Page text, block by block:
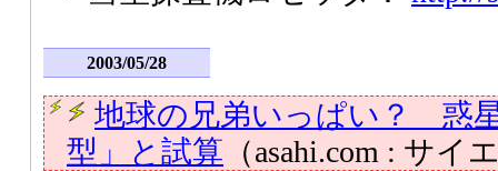
2003/05/28
地球の兄弟いっぱい？ 惑
型」と試算 （asahi.com : サイ